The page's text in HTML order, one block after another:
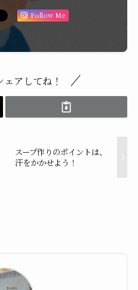
Follow Me
アしてね！
スープ作りのポイントは、
汗をかかせよう！